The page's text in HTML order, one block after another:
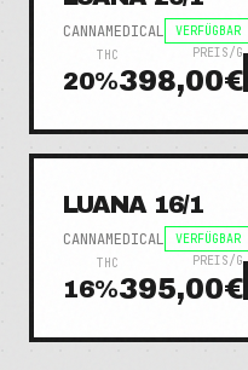
CANNAMEDICAL
VERFÜGBAR
THC
20%
PREIS/G
398,00€
LUANA 16/1
CANNAMEDICAL
VERFÜGBAR
THC
16%
PREIS/G
395,00€